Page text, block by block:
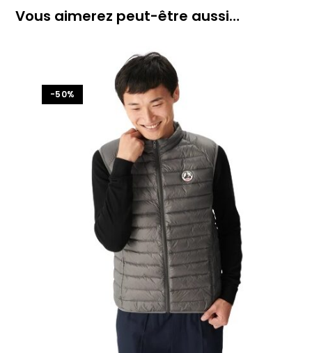
Vous aimerez peut-être aussi…
-50%